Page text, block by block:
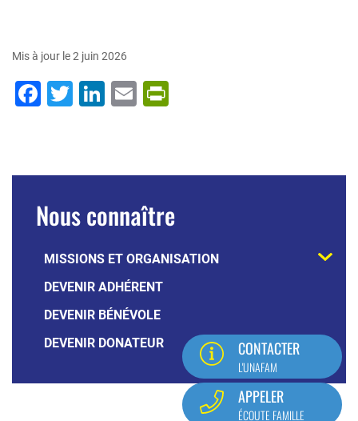
Mis à jour le 2 juin 2026
Facebook
Twitter
LinkedIn
Email
principal
level
Nous connaître
MISSIONS ET ORGANISATION
DEVENIR ADHÉRENT
DEVENIR BÉNÉVOLE
DEVENIR DONATEUR
CONTACTER
L'UNAFAM
APPELER
ÉCOUTE FAMILLE